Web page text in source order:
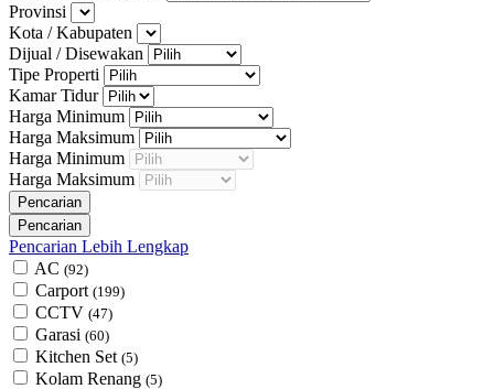
Provinsi
Kota / Kabupaten
Dijual / Disewakan
Tipe Properti
Kamar Tidur
Harga Minimum
Harga Maksimum
Harga Minimum
Harga Maksimum
Pencarian Lebih Lengkap
AC (92)
Carport (199)
CCTV (47)
Garasi (60)
Kitchen Set (5)
Kolam Renang (5)